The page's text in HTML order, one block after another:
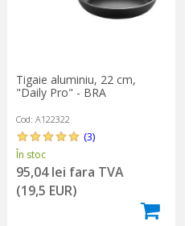
Tigaie aluminiu, 22 cm,
"Daily Pro" - BRA
Cod: A122322
(3)
În stoc
95,04 lei fara TVA
(19,5 EUR)